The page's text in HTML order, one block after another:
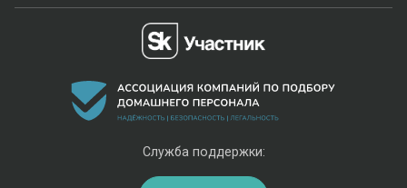
Служба поддержки: